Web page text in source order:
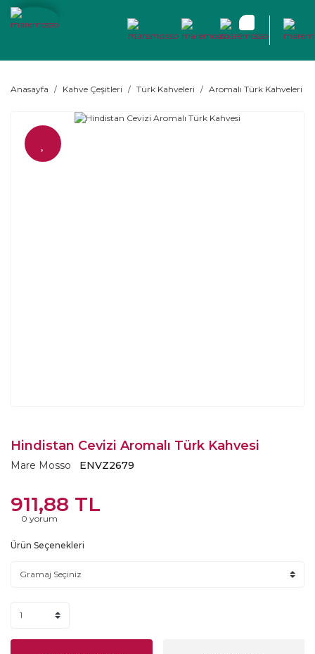
Anasayfa Kahve Çeşitleri Türk Kahveleri Aromalı Türk Kahveleri
Hindistan Cevizi Aromalı Türk Kahvesi
Mare Mosso ENVZ2679
911,88 TL
0 yorum
Ürün Seçenekleri